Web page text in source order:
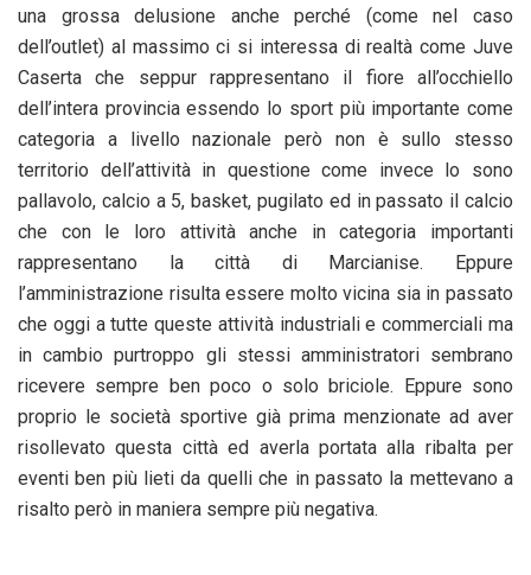
una grossa delusione anche perché (come nel caso
dell’outlet) al massimo ci si interessa di realtà come Juve
Caserta che seppur rappresentano il fiore all’occhiello
dell’intera provincia essendo lo sport più importante come
categoria a livello nazionale però non è sullo stesso
territorio dell’attività in questione come invece lo sono
pallavolo, calcio a 5, basket, pugilato ed in passato il calcio
che con le loro attività anche in categoria importanti
rappresentano la città di Marcianise. Eppure
l’amministrazione risulta essere molto vicina sia in passato
che oggi a tutte queste attività industriali e commerciali ma
in cambio purtroppo gli stessi amministratori sembrano
ricevere sempre ben poco o solo briciole. Eppure sono
proprio le società sportive già prima menzionate ad aver
risollevato questa città ed averla portata alla ribalta per
eventi ben più lieti da quelli che in passato la mettevano a
risalto però in maniera sempre più negativa.